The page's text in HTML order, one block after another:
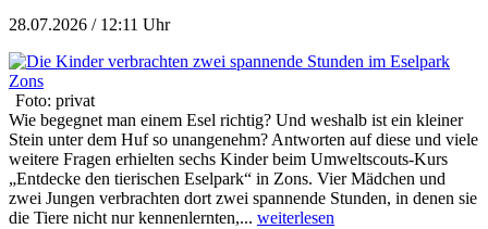
28.07.2026 / 12:11 Uhr
Foto: privat
Wie begegnet man einem Esel richtig? Und weshalb ist ein kleiner
Stein unter dem Huf so unangenehm? Antworten auf diese und viele
weitere Fragen erhielten sechs Kinder beim Umweltscouts-Kurs
„Entdecke den tierischen Eselpark“ in Zons. Vier Mädchen und
zwei Jungen verbrachten dort zwei spannende Stunden, in denen sie
die Tiere nicht nur kennenlernten,... weiterlesen